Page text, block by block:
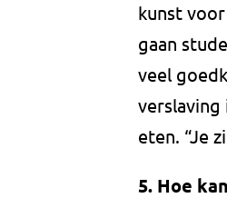
kunst
gaan
veel
verslaving
eten. “Je
5. Hoe